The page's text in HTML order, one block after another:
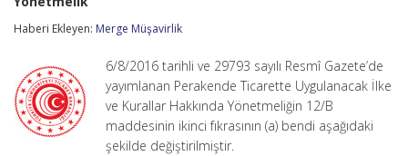
Hakkında
Değişiklik
Yapılmasına
Dair
Yönetmelik
için
Haberi Ekleyen: Merge Müşavirlik
6/8/2016 tarihli ve 29793 sayılı Resmî Gazete’de
yayımlanan Perakende Ticarette Uygulanacak İlke
ve Kurallar Hakkında Yönetmeliğin 12/B
maddesinin ikinci fıkrasının (a) bendi aşağıdaki
şekilde değiştirilmiştir.